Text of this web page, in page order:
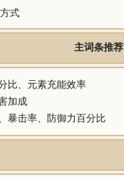
式
主词条推荐
比、元素充能效率
加成
暴击率、防御力百分比